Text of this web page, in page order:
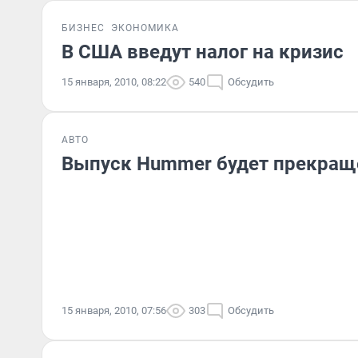
БИЗНЕС ЭКОНОМИКА
В США введут налог на кризис
15 января, 2010, 08:22 540 Обсудить
АВТО
Выпуск Hummer будет
15 января, 2010, 07:56 303 Обсудить